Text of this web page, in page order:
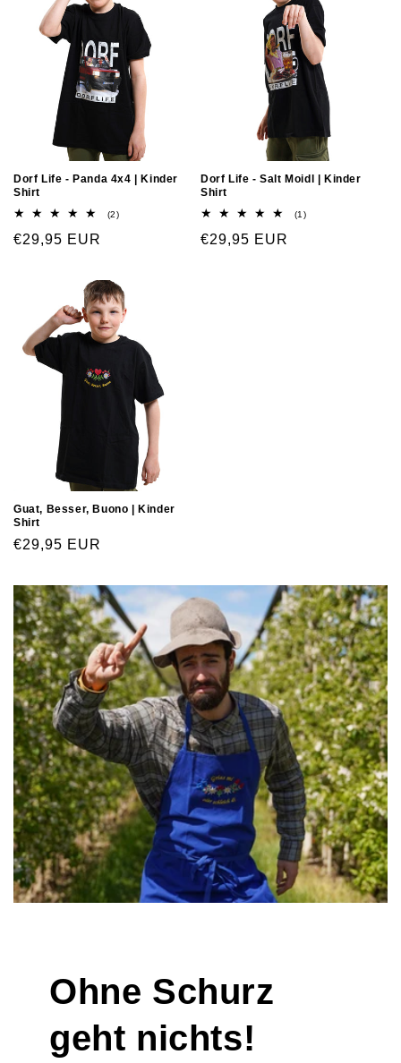
Dorf Life - Panda 4x4 | Kinder
Shirt
(2)
€29,95 EUR
Dorf Life - Salt Moidl | Kinder
Shirt
(1)
€29,95 EUR
Guat, Besser, Buono | Kinder
Shirt
€29,95 EUR
Ohne Schurz
geht nichts!